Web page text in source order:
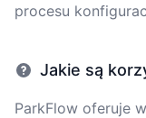
procesu
Jakie są
ParkFlow oferuje